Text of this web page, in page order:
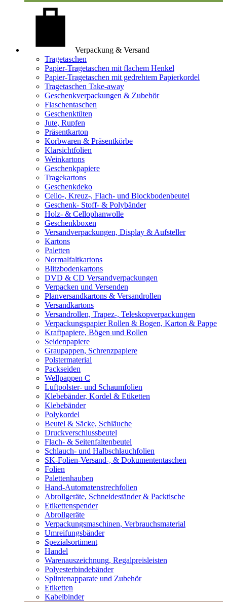
Verpackung & Versand
Tragetaschen
Papier-Tragetaschen mit flachem Henkel
Papier-Tragetaschen mit gedrehtem Papierkordel
Tragetaschen Take-away
Geschenkverpackungen & Zubehör
Flaschentaschen
Geschenktüten
Jute, Rupfen
Präsentkarton
Korbwaren & Präsentkörbe
Klarsichtfolien
Weinkartons
Geschenkpapiere
Tragekartons
Geschenkdeko
Cello-, Kreuz-, Flach- und Blockbodenbeutel
Geschenk- Stoff- & Polybänder
Holz- & Cellophanwolle
Geschenkboxen
Versandverpackungen, Display & Aufsteller
Kartons
Paletten
Normalfaltkartons
Blitzbodenkartons
DVD & CD Versandverpackungen
Verpacken und Versenden
Planversandkartons & Versandrollen
Versandkartons
Versandrollen, Trapez-, Teleskopverpackungen
Verpackungspapier Rollen & Bogen, Karton & Pappe
Kraftpapiere, Bögen und Rollen
Seidenpapiere
Graupappen, Schrenzpapiere
Polstermaterial
Packseiden
Wellpappen C
Luftpolster- und Schaumfolien
Klebebänder, Kordel & Etiketten
Klebebänder
Polykordel
Beutel & Säcke, Schläuche
Druckverschlussbeutel
Flach- & Seitenfaltenbeutel
Schlauch- und Halbschlauchfolien
SK-Folien-Versand-, & Dokumententaschen
Folien
Palettenhauben
Hand-Automatenstrechfolien
Abrollgeräte, Schneideständer & Packtische
Etikettenspender
Abrollgeräte
Verpackungsmaschinen, Verbrauchsmaterial
Umreifungsbänder
Spezialsortiment
Handel
Warenauszeichnung, Regalpreisleisten
Polyesterbindebänder
Splintenapparate und Zubehör
Etiketten
Kabelbinder